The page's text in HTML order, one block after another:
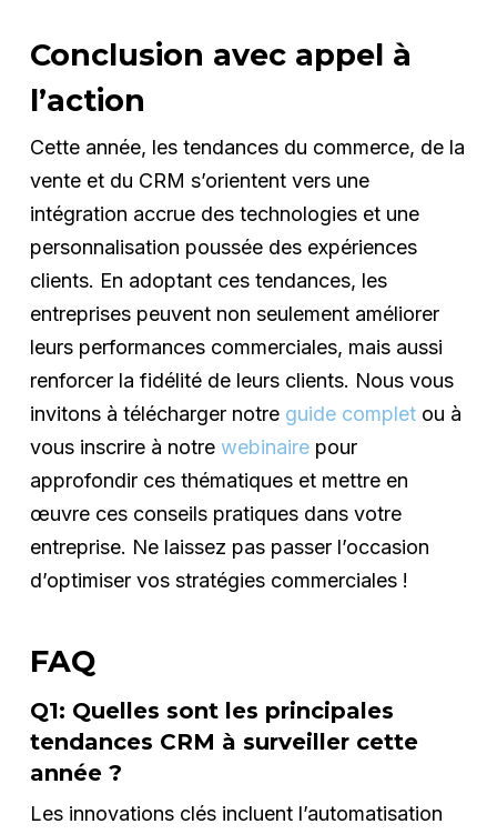
Conclusion avec appel à
l’action
Cette année, les tendances du commerce, de la
vente et du CRM s’orientent vers une
intégration accrue des technologies et une
personnalisation poussée des expériences
clients. En adoptant ces tendances, les
entreprises peuvent non seulement améliorer
leurs performances commerciales, mais aussi
renforcer la fidélité de leurs clients. Nous vous
invitons à télécharger notre guide completou à
vous inscrire à notre webinairepour
approfondir ces thématiques et mettre en
œuvre ces conseils pratiques dans votre
entreprise. Ne laissez pas passer l’occasion
d’optimiser vos stratégies commerciales !
FAQ
Q1: Quelles sont les principales
tendances CRM à surveiller cette
année ?
Les innovations clés incluent l’automatisation